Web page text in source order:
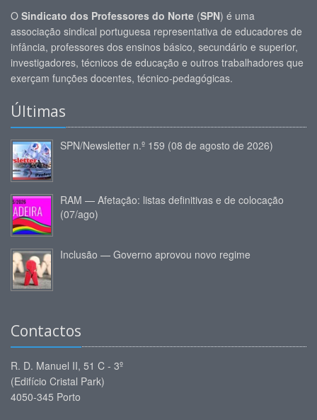
O Sindicato dos Professores do Norte (SPN) é uma
associação sindical portuguesa representativa de educadores de
infância, professores dos ensinos básico, secundário e superior,
investigadores, técnicos de educação e outros trabalhadores que
exerçam funções docentes, técnico-pedagógicas.
Últimas
SPN/Newsletter n.º 159 (08 de agosto de 2026)
RAM — Afetação: listas definitivas e de colocação
(07/ago)
Inclusão — Governo aprovou novo regime
Contactos
R. D. Manuel II, 51 C - 3º
(Edifício Cristal Park)
4050-345 Porto